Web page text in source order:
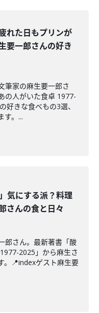
れた日もプリンが
要一郎さんの好き
筆家の麻生要一郎さ
の人がいた食卓 1977-
好きな食べもの3選、
す。...
気にする派？料理
さんの食と日々
郎さん。最新著書「酸
2025」から麻生さ
。📍indexゲスト麻生要